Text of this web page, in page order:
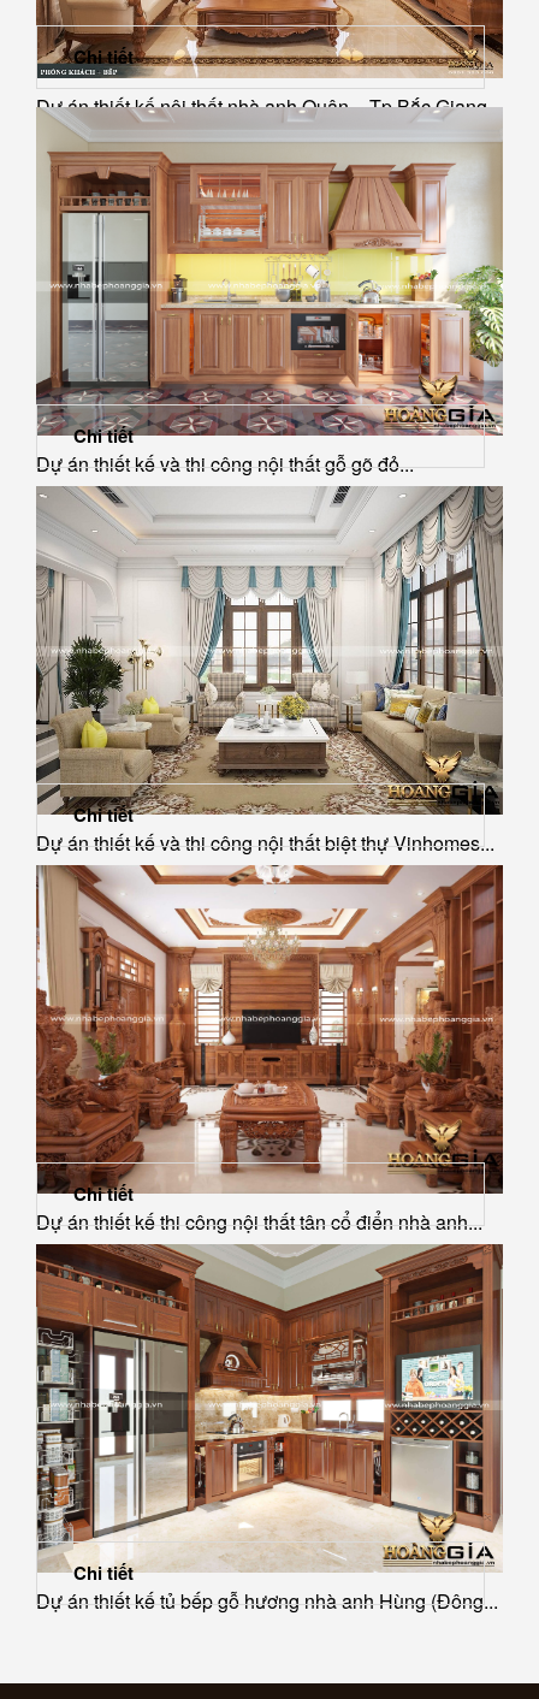
Dự án thiết kế nội thất nhà anh Quân – Tp Bắc Giang
Chi tiết
Dự án thiết kế và thi công nội thất gỗ gõ đỏ...
Chi tiết
Dự án thiết kế và thi công nội thất biệt thự Vinhomes...
Chi tiết
Dự án thiết kế thi công nội thất tân cổ điển nhà anh...
Chi tiết
Dự án thiết kế tủ bếp gỗ hương nhà anh Hùng (Đông...
Chi tiết